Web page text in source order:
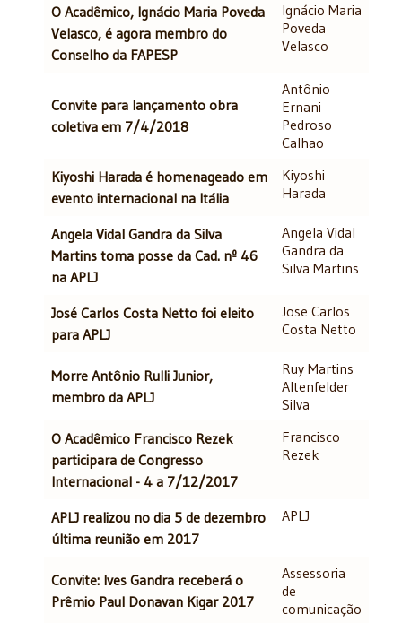
O Acadêmico, Ignácio Maria Poveda
Velasco, é agora membro do
Conselho da FAPESP
Ignácio Maria
Poveda
Velasco
Convite para lançamento obra
coletiva em 7/4/2018
Antônio
Ernani
Pedroso
Calhao
Kiyoshi Harada é homenageado em
evento internacional na Itália
Kiyoshi
Harada
Angela Vidal Gandra da Silva
Martins toma posse da Cad. nº 46
na APLJ
Angela Vidal
Gandra da
Silva Martins
José Carlos Costa Netto foi eleito
para APLJ
Jose Carlos
Costa Netto
Morre Antônio Rulli Junior,
membro da APLJ
Ruy Martins
Altenfelder
Silva
O Acadêmico Francisco Rezek
participara de Congresso
Internacional - 4 a 7/12/2017
Francisco
Rezek
APLJ realizou no dia 5 de dezembro
última reunião em 2017
APLJ
Convite: Ives Gandra receberá o
Prêmio Paul Donavan Kigar 2017
Assessoria
de
comunicação